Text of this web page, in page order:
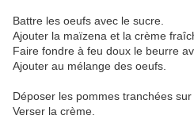
Battre les oeufs avec le sucre.
Ajouter la maïzena et la crème
Faire fondre à feu doux le beurre
Ajouter au mélange des oeufs.
Déposer les pommes tranchées sur
Verser la crème.